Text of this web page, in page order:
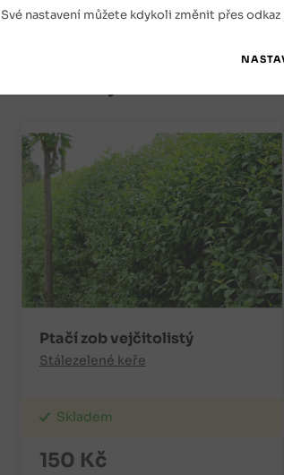
Své nastavení můžete kdykoli změnit přes
Ptačí zob vejčitolistý
Stálezelené keře
Skladem
150 Kč